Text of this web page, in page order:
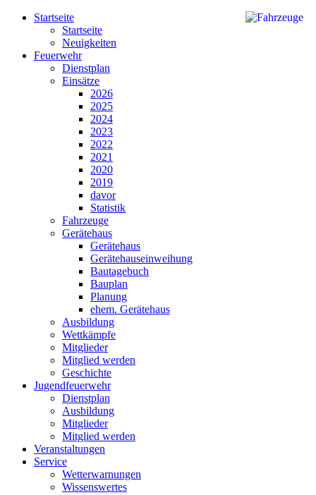
Startseite
Startseite
Neuigkeiten
Feuerwehr
Dienstplan
Einsätze
2026
2025
2024
2023
2022
2021
2020
2019
davor
Statistik
Fahrzeuge
Gerätehaus
Gerätehaus
Gerätehauseinweihung
Bautagebuch
Bauplan
Planung
ehem. Gerätehaus
Ausbildung
Wettkämpfe
Mitglieder
Mitglied werden
Geschichte
Jugendfeuerwehr
Dienstplan
Ausbildung
Mitglieder
Mitglied werden
Veranstaltungen
Service
Wetterwarnungen
Wissenswertes